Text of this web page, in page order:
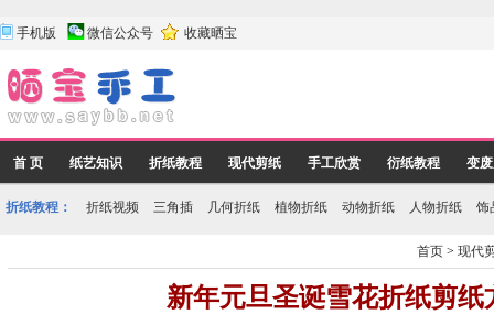
手机版 微信公众号 收藏晒宝
首 页 纸艺知识 折纸教程 现代剪纸 手工欣赏 衍纸教程 变
折纸教程： 折纸视频 三角插 几何折纸 植物折纸 动物折纸 人物折纸 饰
首页 >现代
新年元旦圣诞雪花折纸剪纸